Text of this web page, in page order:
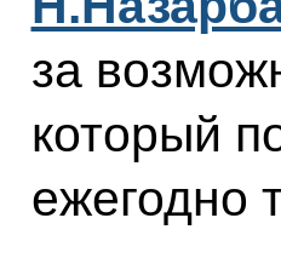
за
который
ежегодно